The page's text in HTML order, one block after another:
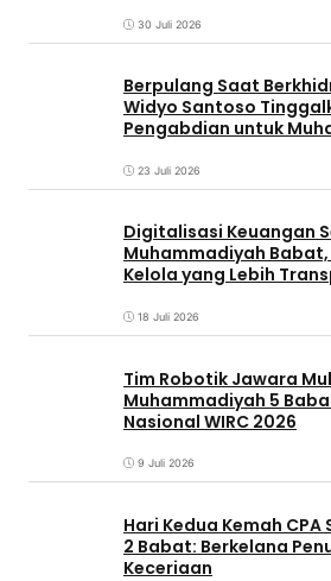
30 Juli 2026
Berpulang Saat
Widyo Santoso
Pengabdian untuk
23 Juli 2026
Digitalisasi Keuangan
Muhammadiyah
Kelola yang Lebih
18 Juli 2026
Tim Robotik Jawara
Muhammadiyah 5
Nasional WIRC 2026
9 Juli 2026
‎Hari Kedua Kemah
2 Babat: Berkelana
Keceriaan